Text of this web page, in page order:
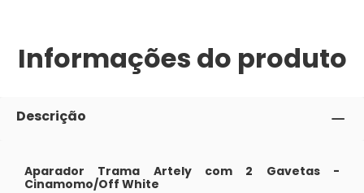
Informações do produto
Descrição
Aparador Trama Artely com 2 Gavetas -
Cinamomo/Off White